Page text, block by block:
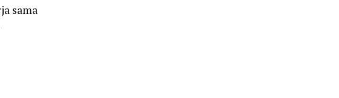
sama